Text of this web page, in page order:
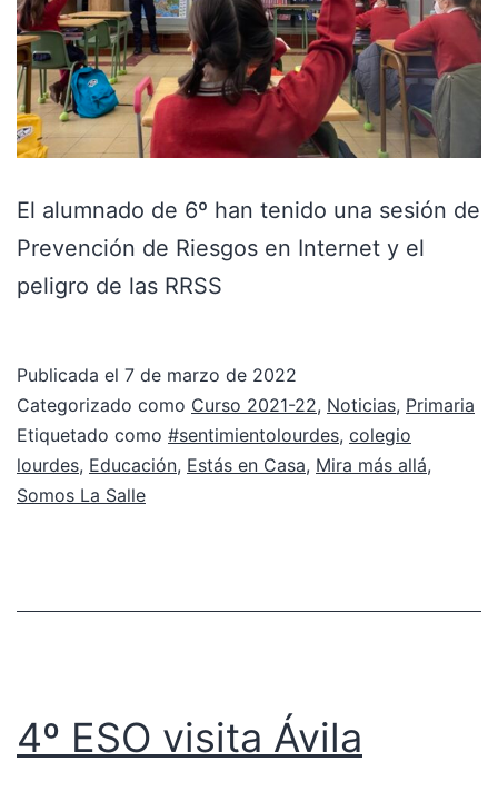
El alumnado de 6º han tenido una sesión de
Prevención de Riesgos en Internet y el
peligro de las RRSS
Publicada el 7 de marzo de 2022
Categorizado como Curso 2021-22, Noticias, Primaria
Etiquetado como #sentimientolourdes, colegio
lourdes, Educación, Estás en Casa, Mira más allá,
Somos La Salle
4º ESO visita Ávila